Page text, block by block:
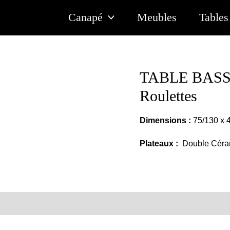
Canapé Meubles Tables
TABLE
Roulettes
Dimensions : 75/130 x
Plateaux : Double